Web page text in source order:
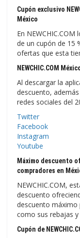
Cupón exclusivo
México
En
de un cupón de 15
ofertas que esta
NEWCHIC.COM
Al descargar la
descuento,
redes sociales del
Twitter
Facebook
Instagram
Youtube
Máximo descuento
compradores en
NEWCHIC.COM,
descuento
descuento máximo
como sus rebajas
Cupón de